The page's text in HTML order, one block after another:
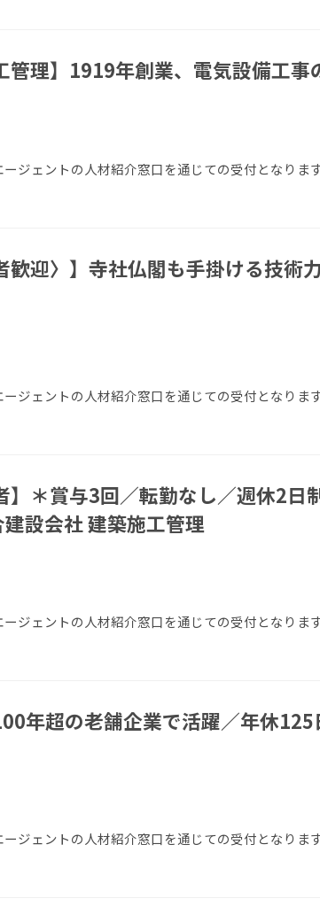
管理】1919年創業、電気設備工
ジェントの人材紹介窓口を通じての受付となりま
歓迎〉】寺社仏閣も手掛ける技
ジェントの人材紹介窓口を通じての受付となりま
】＊賞与3回／転勤なし／週休2
設会社 建築施工管理
ジェントの人材紹介窓口を通じての受付となりま
年超の老舗企業で活躍／年休
ジェントの人材紹介窓口を通じての受付となりま